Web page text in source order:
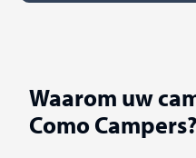
Waarom uw
Como Campers?